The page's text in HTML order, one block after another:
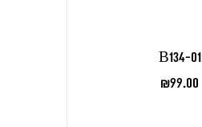
B134-01
₪99.00